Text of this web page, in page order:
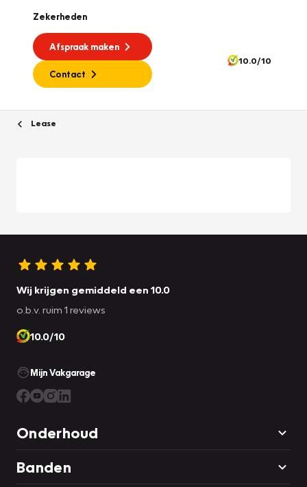
Zekerheden
Afspraak maken
Contact
10.0/10
Lease
Wij krijgen gemiddeld een 10.0
o.b.v. ruim 1 reviews
10.0/10
Mijn Vakgarage
Onderhoud
Banden